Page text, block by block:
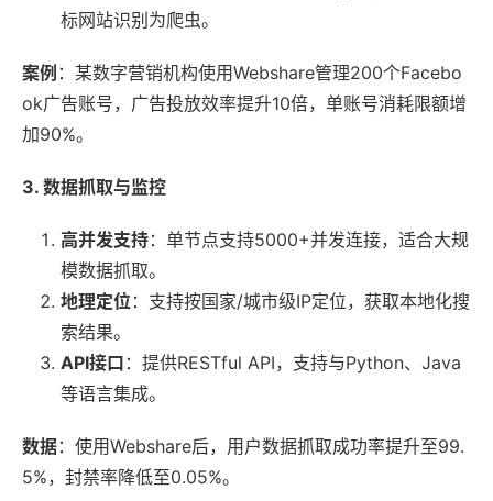
标网站识别为爬虫。
案例 ：某数字营销机构使用Webshare管理200个Facebo
ok广告账号，广告投放效率提升10倍，单账号消耗限额增
加90%。
3. 数据抓取与监控
高并发支持：单节点支持5000+并发连接，适合大规
模数据抓取。
地理定位：支持按国家/城市级IP定位，获取本地化搜
索结果。
API接口 ：提供RESTful API，支持与Python、Java
等语言集成。
数据：使用Webshare后，用户数据抓取成功率提升至99.
5%，封禁率降低至0.05%。